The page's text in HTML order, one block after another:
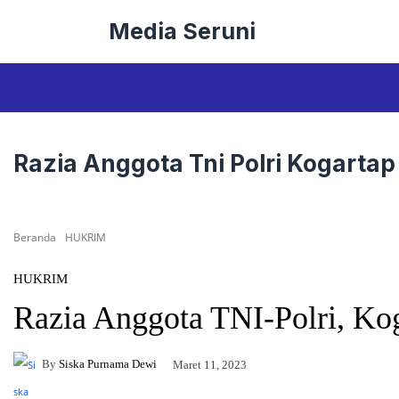
Media Seruni
Razia Anggota Tni Polri
Beranda HUKRIM
HUKRIM
Razia Anggota TNI-Polri,
By Siska Purnama Dewi Maret 11, 2023